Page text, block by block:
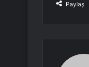
Paylaş